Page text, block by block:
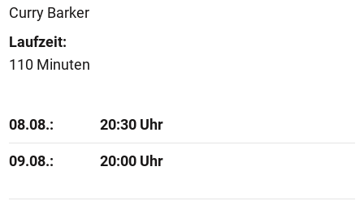
Curry Barker
Laufzeit:
110 Minuten
08.08.: 20:30 Uhr
09.08.: 20:00 Uhr